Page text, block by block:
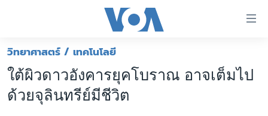
ต่อ
ข้าม
ไป
เนื้อหา
หน้าหลัก
โลก
เอเชีย
วิทยาศาสตร์ / เทคโนโลยี
ใต้ผิวดาวอังคารยุคโบราณ อาจเต็มไป
ด้วยจุลินทรีย์มีชีวิต